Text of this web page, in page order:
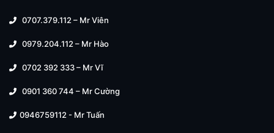
0707.379.112 – Mr Viên
0979.204.112 – Mr Hào
0702 392 333 – Mr Vĩ
0901 360 744 – Mr Cường
0946759112 - Mr Tuấn